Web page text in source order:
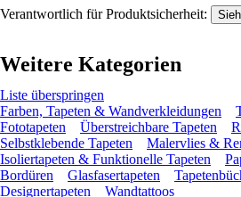
Verantwortlich für Produktsicherheit:
Weitere Kategorien
Liste überspringen
Farben, Tapeten & Wandverkleidungen
Fototapeten
Überstreichbare Tapeten
Selbstklebende Tapeten
Malervlies &
Isoliertapeten & Funktionelle Tapeten
Bordüren
Glasfasertapeten
Designertapeten
Wandtattoos